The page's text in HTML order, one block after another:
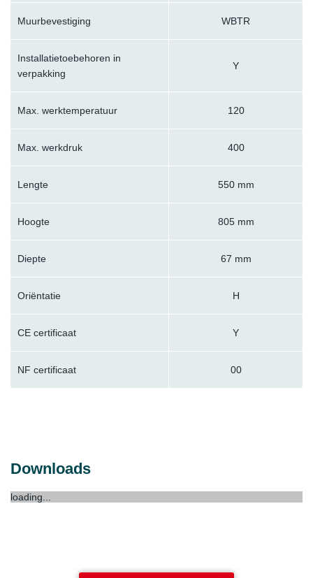
Muurbevestiging WBTR
Installatietoebehoren in
verpakking
Y
Max. werktemperatuur 120
Max. werkdruk 400
Lengte 550 mm
Hoogte 805 mm
Diepte 67 mm
Oriëntatie H
CE certificaat Y
NF certificaat 00
Downloads
loading...